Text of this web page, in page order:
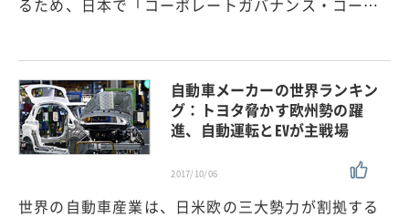
自動車メーカーの世界ランキン
グ：トヨタ脅かす欧州勢の躍
進、自動運転とEVが主戦場
2017/10/06
世界の自動車産業は、日米欧の三大勢力が割拠する